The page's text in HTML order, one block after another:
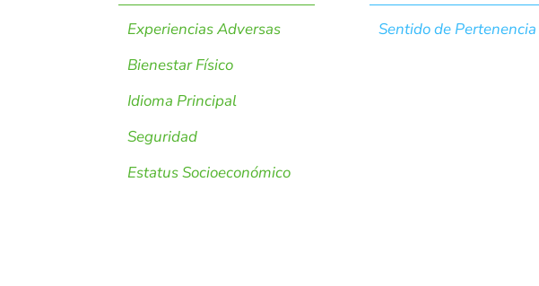
Experiencias Adversas
Bienestar Físico
Idioma Principal
Seguridad
Estatus Socioeconómico
Sentido de Pertenencia